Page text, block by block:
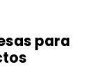
para